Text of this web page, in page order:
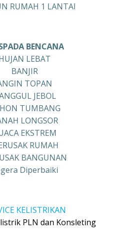
RUMAH 1 LANTAI
BENCANA
LEBAT
BANJIR
TOPAN
JEBOL
TUMBANG
LONGSOR
EKSTREM
RUMAH
BANGUNAN
Diperbaiki
KELISTRIKAN
PLN dan Konsleting